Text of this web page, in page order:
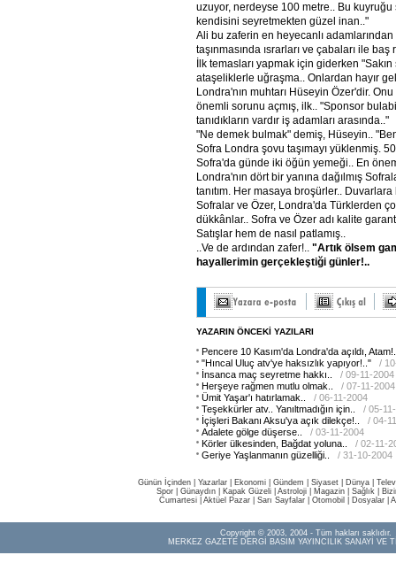
uzuyor, nerdeyse 100 metre.. Bu
kendisini seyretmekten güzel inan.."
Ali bu zaferin en heyecanlı
taşınmasında ısrarları ve çabaları ile baş
İlk temasları yapmak için giderken
ataşeliklerle uğraşma.. Onlardan hayır
Londra'nın muhtarı Hüseyin Özer'dir.
önemli sorunu açmış, ilk.. "Sponsor
tanıdıkların vardır iş adamları arasında.."
"Ne demek bulmak" demiş, Hüseyin..
Sofra Londra şovu taşımayı yüklenmiş.
Sofra'da günde iki öğün yemeği.. En
Londra'nın dört bir yanına dağılmış
tanıtım. Her masaya broşürler..
Sofralar ve Özer, Londra'da Türklerden
dükkânlar.. Sofra ve Özer adı kalite
Satışlar hem de nasıl patlamış..
..Ve de ardından zafer!.. "Artık ölsem
hayallerimin gerçekleştiği günler!..
YAZARIN ÖNCEKİ YAZILARI
Pencere 10 Kasım'da Londra'da açıldı,
"Hıncal Uluç atv'ye haksızlık yapıyor!.."
/
İnsanca maç seyretme hakkı..
/ 09-11-2004
Herşeye rağmen mutlu olmak..
/ 07-11-2004
Ümit Yaşar'ı hatırlamak..
/ 06-11-2004
Teşekkürler atv.. Yanıltmadığın için..
/ 05-
İçişleri Bakanı Aksu'ya açık dilekçe!..
/ 04-
Adalete gölge düşerse..
/ 03-11-2004
Körler ülkesinden, Bağdat yoluna..
/ 02-11-
Geriye Yaşlanmanın güzelliği..
/ 31-10-2004
Günün İçinden Yazarlar Ekonomi Gündem Siyaset Dünya |
Spor
Günaydın Kapak Güzeli Astroloji Magazin Sağlık
Cumartesi| Aktüel Pazar| Sarı Sayfalar| Otomobil Dosyalar|
Copyright © 2003, 2004 - Tüm hakları saklıdır.
MERKEZ GAZETE DERGİ BASIM YAYINCILIK SANAYİ VE